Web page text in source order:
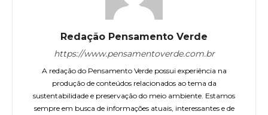
Redação Pensamento Verde
https://www.pensamentoverde.com.br
A redação do Pensamento Verde possui experiência na
produção de conteúdos relacionados ao tema da
sustentabilidade e preservação do meio ambiente. Estamos
sempre em busca de informações atuais, interessantes e de